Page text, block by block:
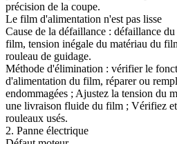
précision de la coupe.
Le film d'alimentation n'est pas lisse
Cause de la défaillance : défaillance
film, tension inégale du matériau du
rouleau de guidage.
Méthode d'élimination : vérifier le
d'alimentation du film, réparer ou
endommagées ; Ajustez la tension du
une livraison fluide du film ; Vérifiez et
rouleaux usés.
2. Panne électrique